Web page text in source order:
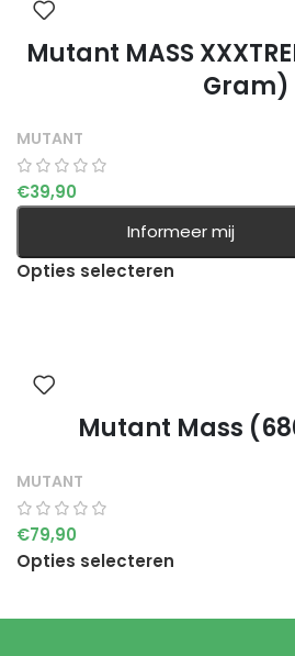
Mutant MASS
Gram)
MUTANT
€39,90
Informeer mij
Opties selecteren
Mutant Mass
MUTANT
€79,90
Opties selecteren